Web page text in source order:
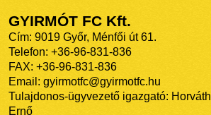
GYIRMÓT FC Kft.
Cím: 9019 Győr, Ménfői út 61.
Telefon: +36-96-831-836
FAX: +36-96-831-836
Email: gyirmotfc@gyirmotfc.hu
Tulajdonos-ügyvezető igazgató: Horváth
Ernő